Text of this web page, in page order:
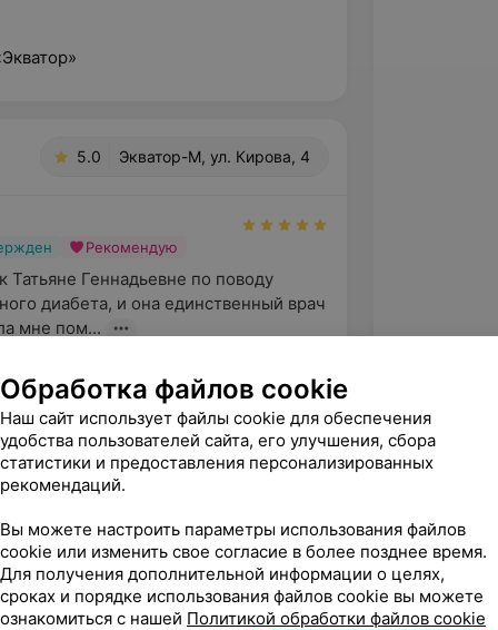
5.0 Экватор-М, ул. Кирова, 4
Рекомендую
Татьяне Геннадьевне по поводу
диабета, и она единственный врач
мне пом...
Рекомендую
Булько Татьяну Геннадьевну за
и индивидуальный подход к
Очень чутки...
4
Обработка файлов cookie
Наш сайт использует файлы cookie для обеспечения
удобства пользователей сайта, его улучшения, сбора
статистики и предоставления персонализированных
рекомендаций.
Вы можете настроить параметры использования файлов
cookie или изменить свое согласие в более позднее время.
Для получения дополнительной информации о целях,
сроках и порядке использования файлов cookie вы можете
ознакомиться с нашей Политикой обработки файлов cookie